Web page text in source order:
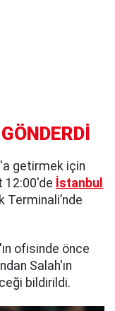
getirmek için
12:00'de İstanbul
Terminali’nde
ofisinde önce
Salah'ın
bildirildi.